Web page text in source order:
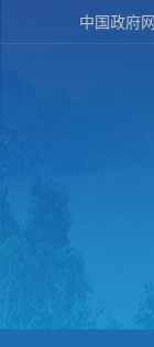
中国政府网